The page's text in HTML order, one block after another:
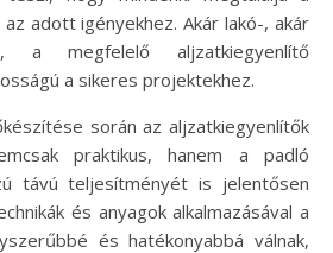
adott igényekhez. Akár lakó-, akár
a megfelelő aljzatkiegyenlítő
a sikeres projektekhez.
során az aljzatkiegyenlítők
praktikus, hanem a padló
távú teljesítményét is jelentősen
és anyagok alkalmazásával a
és hatékonyabbá válnak,